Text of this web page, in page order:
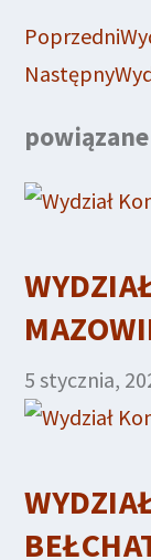
Poprzedni
Następny
5 stycznia,